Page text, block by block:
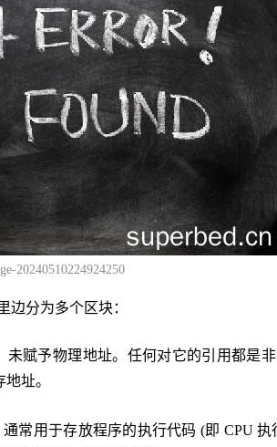
20240510224924250
边分为多个区块：
未赋予物理地址。任何对它的引用都是
址。
常用于存放程序的执行代码 (即 CPU 执